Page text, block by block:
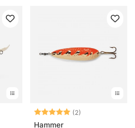
Note: (2)
Hammer